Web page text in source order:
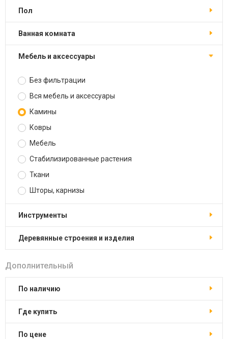
Пол
Ванная комната
Мебель и аксессуары
Без фильтрации
Вся мебель и аксессуары
Камины
Ковры
Мебель
Стабилизированные растения
Ткани
Шторы, карнизы
Инструменты
Деревянные строения и изделия
Дополнительный
По наличию
Где купить
По цене